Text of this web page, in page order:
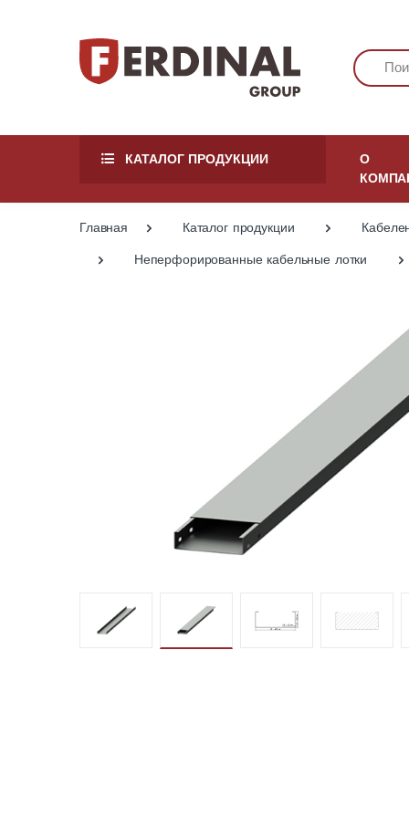
КАТАЛОГ ПРОДУКЦИИ
О
Главная Каталог продукции
Неперфорированные кабельные лотки